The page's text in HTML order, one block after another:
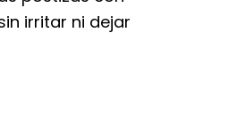
irritar ni dejar